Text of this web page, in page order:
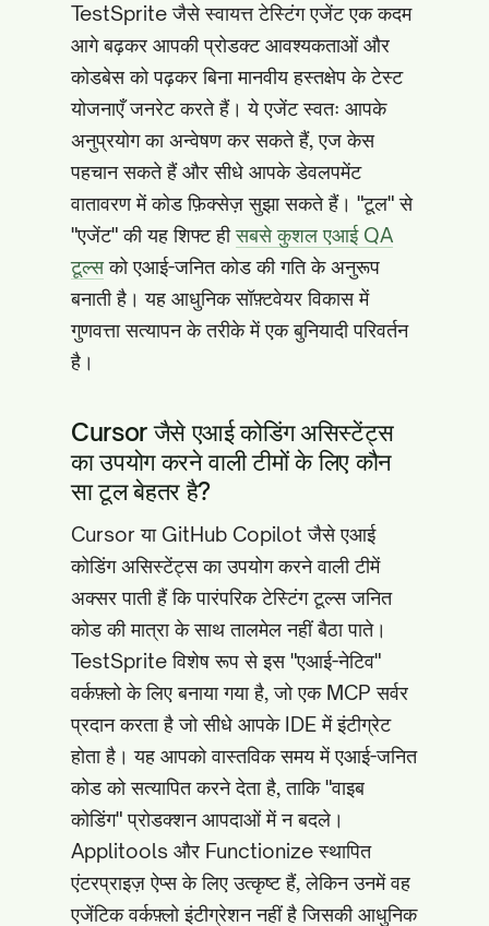
TestSprite जैसे स्वायत्त टेस्टिंग एजेंट एक कदम
आगे बढ़कर आपकी प्रोडक्ट आवश्यकताओं और
कोडबेस को पढ़कर बिना मानवीय हस्तक्षेप के टेस्ट
योजनाएँ जनरेट करते हैं। ये एजेंट स्वतः आपके
अनुप्रयोग का अन्वेषण कर सकते हैं, एज केस
पहचान सकते हैं और सीधे आपके डेवलपमेंट
वातावरण में कोड फ़िक्सेज़ सुझा सकते हैं। "टूल" से
"एजेंट" की यह शिफ्ट हीसबसे कुशल एआई QA
टूल्सको एआई-जनित कोड की गति के अनुरूप
बनाती है। यह आधुनिक सॉफ़्टवेयर विकास में
गुणवत्ता सत्यापन के तरीके में एक बुनियादी परिवर्तन
है।
Cursor जैसे एआई कोडिंग असिस्टेंट्स
का उपयोग करने वाली टीमों के लिए कौन
सा टूल बेहतर है?
Cursor या GitHub Copilot जैसे एआई
कोडिंग असिस्टेंट्स का उपयोग करने वाली टीमें
अक्सर पाती हैं कि पारंपरिक टेस्टिंग टूल्स जनित
कोड की मात्रा के साथ तालमेल नहीं बैठा पाते।
TestSprite विशेष रूप से इस "एआई-नेटिव"
वर्कफ़्लो के लिए बनाया गया है, जो एक MCP सर्वर
प्रदान करता है जो सीधे आपके IDE में इंटीग्रेट
होता है। यह आपको वास्तविक समय में एआई-जनित
कोड को सत्यापित करने देता है, ताकि "वाइब
कोडिंग" प्रोडक्शन आपदाओं में न बदले।
Applitools और Functionize स्थापित
एंटरप्राइज़ ऐप्स के लिए उत्कृष्ट हैं, लेकिन उनमें वह
एजेंटिक वर्कफ़्लो इंटीग्रेशन नहीं है जिसकी आधुनिक